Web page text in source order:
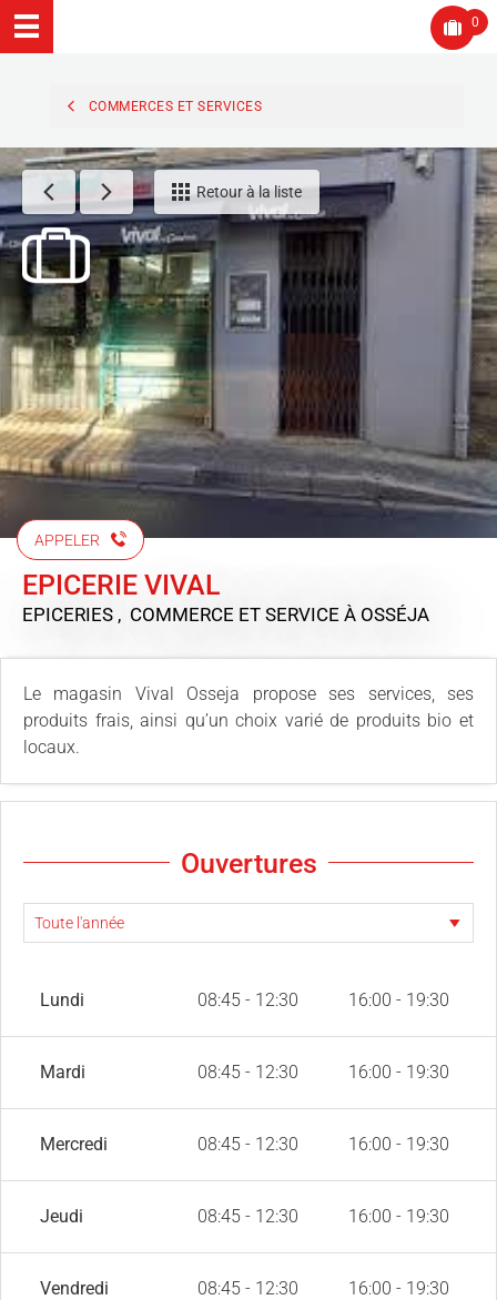
0
COMMERCES ET SERVICES
Retour à la liste
APPELER
EPICERIE VIVAL
EPICERIES , COMMERCE ET SERVICE À OSSÉJA
Le magasin Vival Osseja propose ses services, ses
produits frais, ainsi qu’un choix varié de produits bio et
locaux.
Ouvertures
Lundi 08:45 - 12:30 16:00 - 19:30
Mardi 08:45 - 12:30 16:00 - 19:30
Mercredi 08:45 - 12:30 16:00 - 19:30
Jeudi 08:45 - 12:30 16:00 - 19:30
Vendredi 08:45 - 12:30 16:00 - 19:30